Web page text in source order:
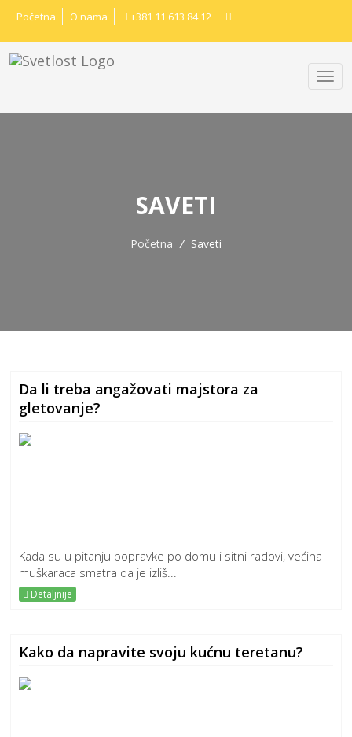
Početna O nama +381 11 613 84 12
SAVETI
Početna / Saveti
Da li treba angažovati majstora za
gletovanje?
Kada su u pitanju popravke po domu i sitni radovi, većina
muškaraca smatra da je izliš...
Detaljnije
Kako da napravite svoju kućnu teretanu?